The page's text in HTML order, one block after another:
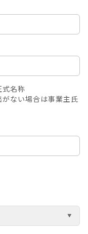
式名称
ない場合は事業主氏